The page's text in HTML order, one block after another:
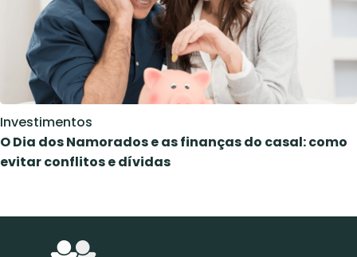
Investimentos
O Dia dos Namorados e as finanças do casal: como
evitar conflitos e dívidas